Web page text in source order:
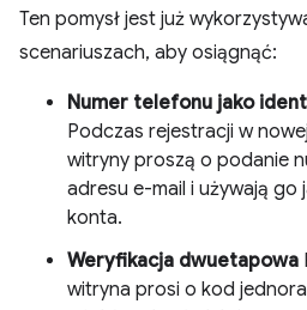
Ten pomysł jest już
scenariuszach, aby osiągnąć:
Numer telefonu jako
Podczas rejestracji w
witryny proszą o podanie
adresu e-mail i używają
konta.
Weryfikacja dwuetapowa
witryna prosi o kod